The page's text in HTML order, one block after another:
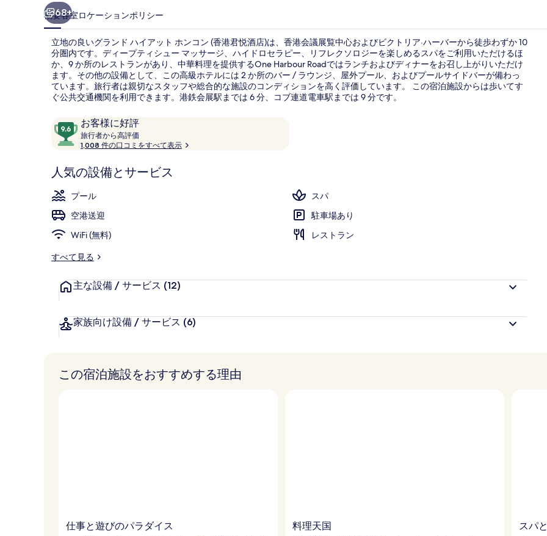
港
君
悦
酒
店)
の
写
ギ
ラ
リ
ー
テラス / パ
68+
概要客室ロケーションポリシー
立地の良いグランド ハイアット ホンコン (香港君悦酒店)は、香港会議展覧中心およびビクトリア·ハーバーから徒歩わずか 10
分圏内です。ディープティシュー マッサージ、ハイドロセラピー、リフレクソロジーを楽しめるスパをご利用いただけるほ
か、9 か所のレストランがあり、中華料理を提供するOne Harbour Roadではランチおよびディナーをお召し上がりいただけ
ます。その他の設備として、この高級ホテルには 2 か所のバー / ラウンジ、屋外プール、およびプールサイドバーが備わっ
ています。旅行者は親切なスタッフや総合的な施設のコンディションを高く評価しています。 この宿泊施設からは歩いてす
ぐ公共交通機関を利用できます。港鉄会展駅までは 6 分、コブ連道電車駅までは 9 分です。
口
コ
ミ
お客様に好評
10
段
階
9.6、
客
様
に
評
の
ミ
旅行者から高評価
行
1,008 件の口コミをすべて表示
人気の設備とサービス
プール
スパ
空港送迎
駐車場あり
WiFi (無料)
レストラン
すべて見る
主な設備 / サービス (12)
家族向け設備 / サービス (6)
この宿泊施設をおすすめする理由
仕事と遊びのパラダイス 料理天国 スパ